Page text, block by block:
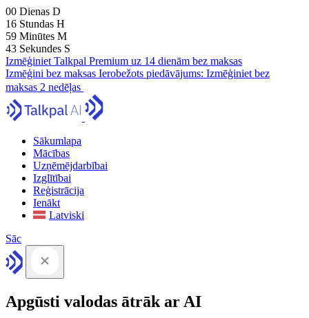
00 Dienas D
16 Stundas H
59 Minūtes M
41 Sekundes S
Izmēģiniet Talkpal Premium uz 14 dienām bez maksas
Izmēģini bez maksas Ierobežots piedāvājums: Izmēģiniet bez
maksas 2 nedēļas
Sākumlapa
Mācības
Uzņēmējdarbībai
Izglītībai
Reģistrācija
Ienākt
Latviski
Sāc
Apgūsti valodas ātrāk ar AI